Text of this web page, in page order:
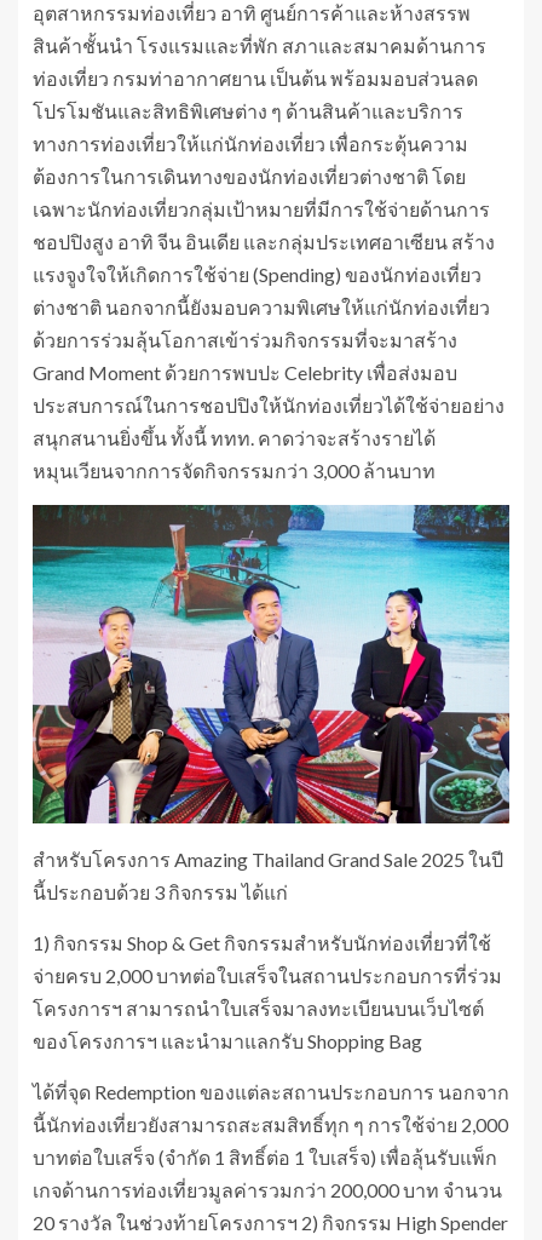
อุตสาหกรรมท่องเที่ยว อาทิ ศูนย์การค้าและห้างสรรพ
สินค้าชั้นนำ โรงแรมและที่พัก สภาและสมาคมด้านการ
ท่องเที่ยว กรมท่าอากาศยาน เป็นต้น พร้อมมอบส่วนลด
โปรโมชันและสิทธิพิเศษต่าง ๆ ด้านสินค้าและบริการ
ทางการท่องเที่ยวให้แก่นักท่องเที่ยว เพื่อกระตุ้นความ
ต้องการในการเดินทางของนักท่องเที่ยวต่างชาติ โดย
เฉพาะนักท่องเที่ยวกลุ่มเป้าหมายที่มีการใช้จ่ายด้านการ
ชอปปิงสูง อาทิ จีน อินเดีย และกลุ่มประเทศอาเซียน สร้าง
แรงจูงใจให้เกิดการใช้จ่าย (Spending) ของนักท่องเที่ยว
ต่างชาติ นอกจากนี้ยังมอบความพิเศษให้แก่นักท่องเที่ยว
ด้วยการร่วมลุ้นโอกาสเข้าร่วมกิจกรรมที่จะมาสร้าง
Grand Moment ด้วยการพบปะ Celebrity เพื่อส่งมอบ
ประสบการณ์ในการชอปปิงให้นักท่องเที่ยวได้ใช้จ่ายอย่าง
สนุกสนานยิ่งขึ้น ทั้งนี้ ททท. คาดว่าจะสร้างรายได้
หมุนเวียนจากการจัดกิจกรรมกว่า 3,000 ล้านบาท
สำหรับโครงการ Amazing Thailand Grand Sale 2025 ในปี
นี้ประกอบด้วย 3 กิจกรรม ได้แก่
1) กิจกรรม Shop & Get กิจกรรมสำหรับนักท่องเที่ยวที่ใช้
จ่ายครบ 2,000 บาทต่อใบเสร็จในสถานประกอบการที่ร่วม
โครงการฯ สามารถนำใบเสร็จมาลงทะเบียนบนเว็บไซต์
ของโครงการฯ และนำมาแลกรับ Shopping Bag
ได้ที่จุด Redemption ของแต่ละสถานประกอบการ นอกจาก
นี้นักท่องเที่ยวยังสามารถสะสมสิทธิ์ทุก ๆ การใช้จ่าย 2,000
บาทต่อใบเสร็จ (จำกัด 1 สิทธิ์ต่อ 1 ใบเสร็จ) เพื่อลุ้นรับแพ็ก
เกจด้านการท่องเที่ยวมูลค่ารวมกว่า 200,000 บาท จำนวน
20 รางวัล ในช่วงท้ายโครงการฯ 2) กิจกรรม High Spender